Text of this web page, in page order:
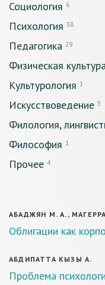
Социология 6
Психология 38
Педагогика 29
Физическая
Культурология 1
Искусствоведение 5
Филология,
Философия 1
Прочее 4
АБАДЖЯН М. А.,
Облигации как
АБДИПАТТА КЫЗЫ А.
Проблема